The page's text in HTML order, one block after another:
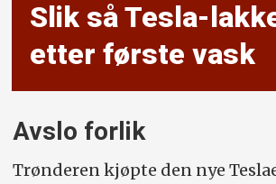
Slik så Tesla-
etter første vask
Avslo forlik
Trønderen kjøpte den nye